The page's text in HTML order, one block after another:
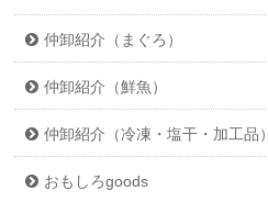
仲卸紹介（まぐろ）
仲卸紹介（鮮魚）
仲卸紹介（冷凍・塩干・加工品）
おもしろgoods